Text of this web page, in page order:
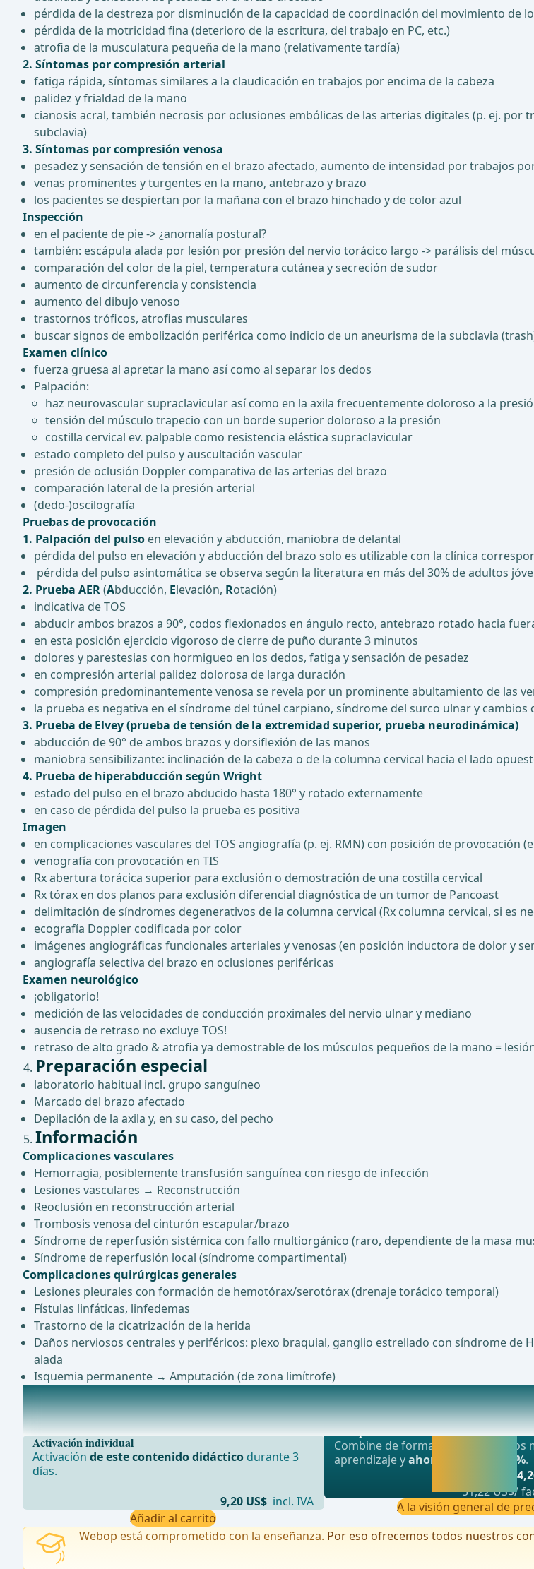
pérdida de la destreza por disminución de la capacidad de coordinación del movimiento de
pérdida de la motricidad fina (deterioro de la escritura, del trabajo en PC, etc.)
atrofia de la musculatura pequeña de la mano (relativamente tardía)
2. Síntomas por compresión arterial
fatiga rápida, síntomas similares a la claudicación en trabajos por encima de la cabeza
palidez y frialdad de la mano
cianosis acral, también necrosis por oclusiones embólicas de las arterias digitales (p. ej.
subclavia)
3. Síntomas por compresión venosa
pesadez y sensación de tensión en el brazo afectado, aumento de intensidad por trabajos
venas prominentes y turgentes en la mano, antebrazo y brazo
los pacientes se despiertan por la mañana con el brazo hinchado y de color azul
Inspección
en el paciente de pie -> ¿anomalía postural?
también: escápula alada por lesión por presión del nervio torácico largo -> parálisis del
comparación del color de la piel, temperatura cutánea y secreción de sudor
aumento de circunferencia y consistencia
aumento del dibujo venoso
trastornos tróficos, atrofias musculares
buscar signos de embolización periférica como indicio de un aneurisma de la subclavia
Examen clínico
fuerza gruesa al apretar la mano así como al separar los dedos
Palpación:
haz neurovascular supraclavicular así como en la axila frecuentemente doloroso a la
tensión del músculo trapecio con un borde superior doloroso a la presión
costilla cervical ev. palpable como resistencia elástica supraclavicular
estado completo del pulso y auscultación vascular
presión de oclusión Doppler comparativa de las arterias del brazo
comparación lateral de la presión arterial
(dedo-)oscilografía
Pruebas de provocación
1. Palpación del pulso en elevación y abducción, maniobra de delantal
pérdida del pulso en elevación y abducción del brazo solo es utilizable con la clínica
pérdida del pulso asintomática se observa según la literatura en más del 30% de adultos
2. Prueba AER(Abducción, Elevación, Rotación)
indicativa de TOS
abducir ambos brazos a 90°, codos flexionados en ángulo recto, antebrazo rotado hacia
en esta posición ejercicio vigoroso de cierre de puño durante 3 minutos
dolores y parestesias con hormigueo en los dedos, fatiga y sensación de pesadez
en compresión arterial palidez dolorosa de larga duración
compresión predominantemente venosa se revela por un prominente abultamiento de las
la prueba es negativa en el síndrome del túnel carpiano, síndrome del surco ulnar y cambios
3. Prueba de Elvey (prueba de tensión de la extremidad superior, prueba neurodinámica)
abducción de 90° de ambos brazos y dorsiflexión de las manos
maniobra sensibilizante: inclinación de la cabeza o de la columna cervical hacia el lado
4. Prueba de hiperabducción según Wright
estado del pulso en el brazo abducido hasta 180° y rotado externamente
en caso de pérdida del pulso la prueba es positiva
Imagen
en complicaciones vasculares del TOS angiografía (p. ej. RMN) con posición de provocación
venografía con provocación en TIS
Rx abertura torácica superior para exclusión o demostración de una costilla cervical
Rx tórax en dos planos para exclusión diferencial diagnóstica de un tumor de Pancoast
delimitación de síndromes degenerativos de la columna cervical (Rx columna cervical, si es
ecografía Doppler codificada por color
imágenes angiográficas funcionales arteriales y venosas (en posición inductora de dolor y
angiografía selectiva del brazo en oclusiones periféricas
Examen neurológico
¡obligatorio!
medición de las velocidades de conducción proximales del nervio ulnar y mediano
ausencia de retraso no excluye TOS!
retraso de alto grado & atrofia ya demostrable de los músculos pequeños de la mano =
Preparación especial
laboratorio habitual incl. grupo sanguíneo
Marcado del brazo afectado
Depilación de la axila y, en su caso, del pecho
Información
Complicaciones vasculares
Hemorragia, posiblemente transfusión sanguínea con riesgo de infección
Lesiones vasculares → Reconstrucción
Reoclusión en reconstrucción arterial
Trombosis venosa del cinturón escapular/brazo
Síndrome de reperfusión sistémica con fallo multiorgánico (raro, dependiente de la masa
Síndrome de reperfusión local (síndrome compartimental)
Complicaciones quirúrgicas generales
Lesiones pleurales con formación de hemotórax/serotórax (drenaje torácico temporal)
Fístulas linfáticas, linfedemas
Trastorno de la cicatrización de la herida
Daños nerviosos centrales y periféricos: plexo braquial, ganglio estrellado con síndrome de
alada
Isquemia permanente → Amputación (de zona limítrofe)
Anestesia
ITN ... - Operaciones de cirugía general, visceral y de trasplantes, cirugía vascular y cirugía tor
Activación individual
Activaciónde este contenido didáctico durante 3
días.
9,20 US$ incl. IVA
Añadir al carrito
Oferta más popular
webop - Ahorro flexible
Combine de forma flexible nuestros
aprendizaje yahorre hasta un 50%.
51,22 US$/
A la visión general de
Webop está comprometido con la enseñanza. Por eso ofrecemos todos nuestros